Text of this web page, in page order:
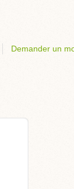
Demander un